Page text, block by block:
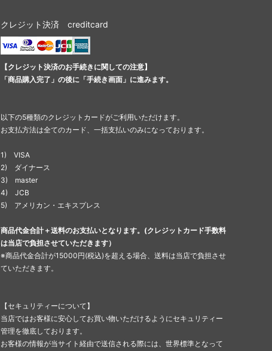
クレジット決済 creditcard
【クレジット決済のお手続きに関しての注意】
「商品購入完了」の後に「手続き画面」に進みます。
以下の5種類のクレジットカードがご利用いただけます。
お支払方法は全てのカード、一括支払いのみになっております。
1) VISA
2) ダイナース
3) master
4) JCB
5) アメリカン・エキスプレス
商品代金合計＋送料のお支払いとなります。(クレジットカード手数料
は当店で負担させていただきます）
※商品代金合計が15000円(税込)を超える場合、送料は当店で負担させ
ていただきます。
【セキュリティーについて】
当店ではお客様に安心してお買い物いただけるようにセキュリティー
管理を徹底しております。
お客様の情報が当サイト経由で送信される際には、世界標準となって